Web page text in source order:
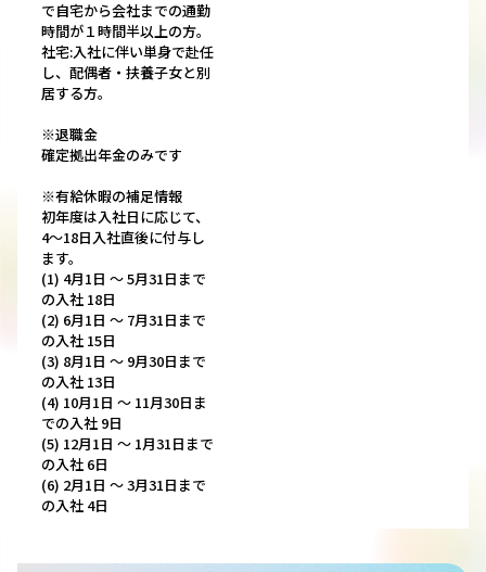
で自宅から会社までの通勤
時間が１時間半以上の方。
社宅:入社に伴い単身で赴任
し、配偶者・扶養子女と別
居する方。
※退職金
確定拠出年金のみです
※有給休暇の補足情報
初年度は入社日に応じて、
4～18日入社直後に付与し
ます。
(1) 4月1日 〜 5月31日まで
の入社 18日
(2) 6月1日 〜 7月31日まで
の入社 15日
(3) 8月1日 〜 9月30日まで
の入社 13日
(4) 10月1日 〜 11月30日ま
での入社 9日
(5) 12月1日 〜 1月31日まで
の入社 6日
(6) 2月1日 〜 3月31日まで
の入社 4日